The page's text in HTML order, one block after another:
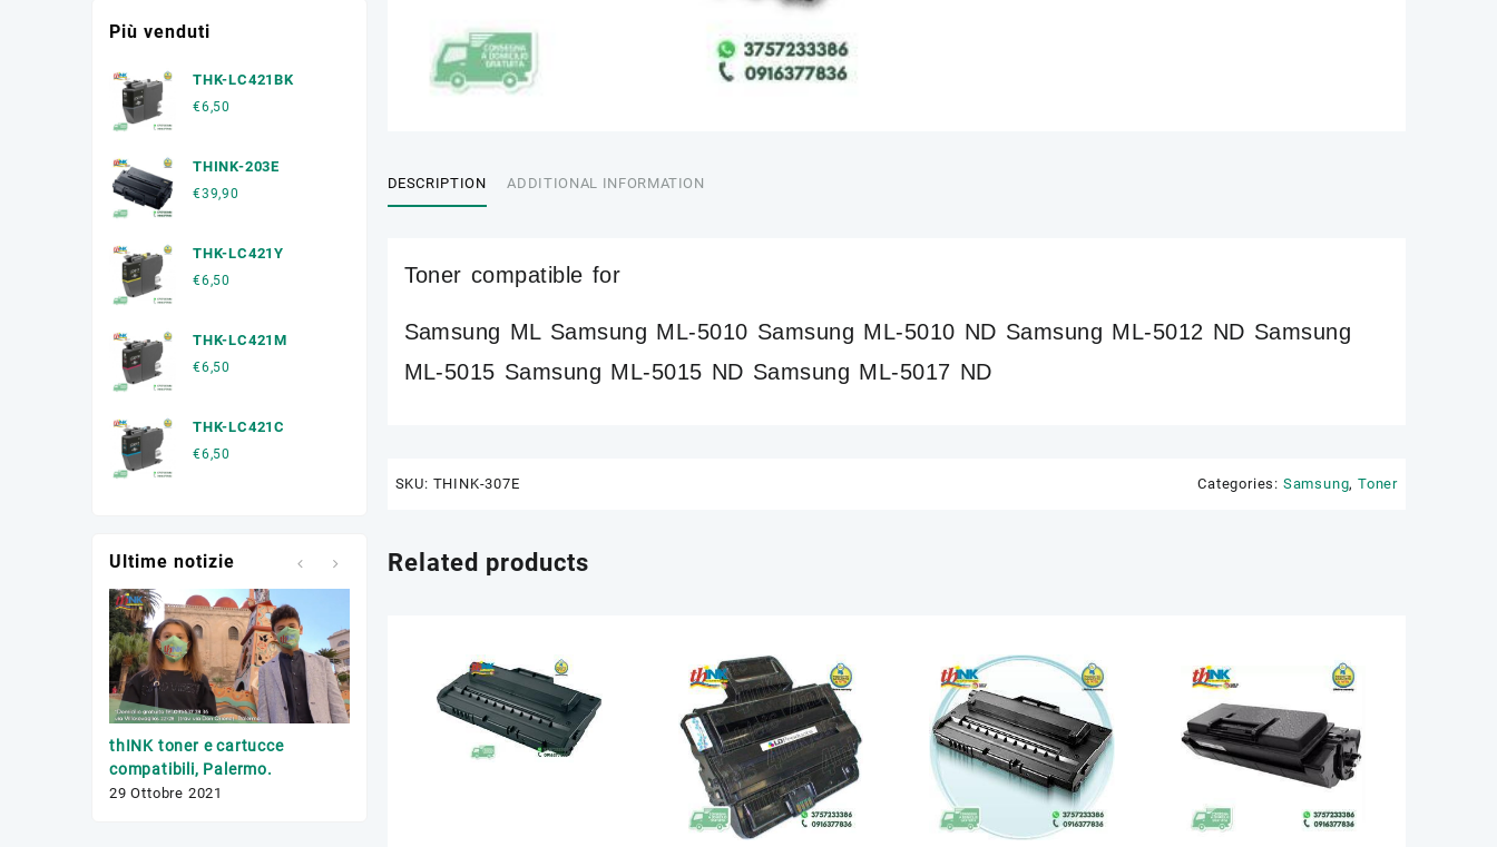
DESCRIPTION ADDITIONAL INFORMATION
Toner compatible for
Samsung ML Samsung ML-5010 Samsung ML-5010 ND Samsung ML-5012 ND Samsung
ML-5015 Samsung ML-5015 ND Samsung ML-5017 ND
SKU: THINK-307E Categories: Samsung, Toner
Related products
Più venduti
THK-LC421BK
€6,50
THINK-203E
€39,90
THK-LC421Y
€6,50
THK-LC421M
€6,50
THK-LC421C
€6,50
Ultime notizie
thINK toner e cartucce
compatibili, Palermo.
29 Ottobre 2021
Trasporto toner esauriti a
Reato se consegni toner e
cartucce vuote al negoziante!